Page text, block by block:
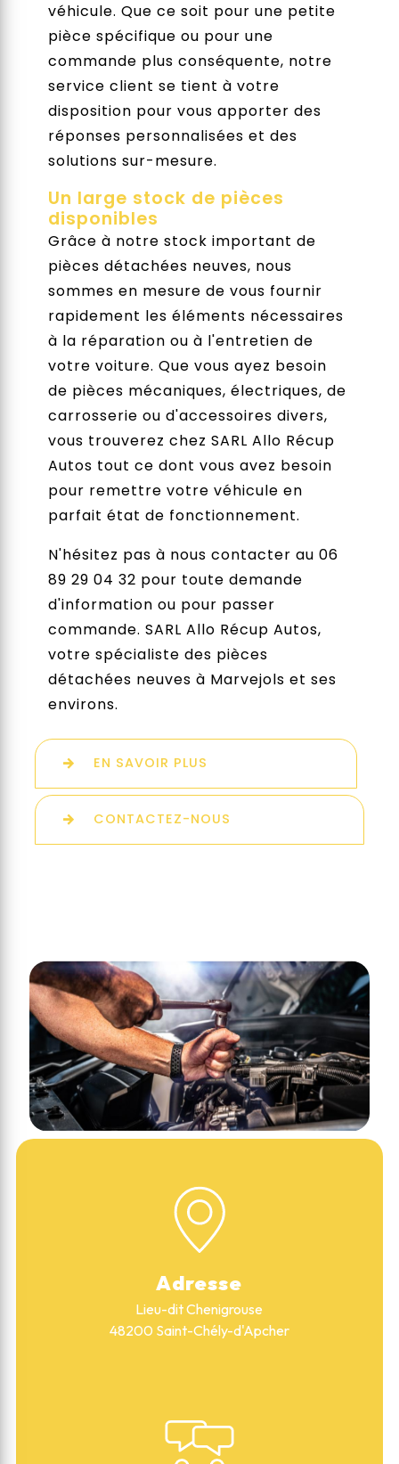
véhicule. Que ce soit pour une petite
pièce spécifique ou pour une
commande plus conséquente, notre
service client se tient à votre
disposition pour vous apporter des
réponses personnalisées et des
solutions sur-mesure.
Un large stock de pièces
disponibles
Grâce à notre stock important de
pièces détachées neuves, nous
sommes en mesure de vous fournir
rapidement les éléments nécessaires
à la réparation ou à l'entretien de
votre voiture. Que vous ayez besoin
de pièces mécaniques, électriques, de
carrosserie ou d'accessoires divers,
vous trouverez chez SARL Allo Récup
Autos tout ce dont vous avez besoin
pour remettre votre véhicule en
parfait état de fonctionnement.
N'hésitez pas à nous contacter au 06
89 29 04 32 pour toute demande
d'information ou pour passer
commande. SARL Allo Récup Autos,
votre spécialiste des pièces
détachées neuves à Marvejols et ses
environs.
EN SAVOIR PLUS
CONTACTEZ-NOUS
Adresse
Lieu-dit Chenigrouse
48200 Saint-Chély-d'Apcher